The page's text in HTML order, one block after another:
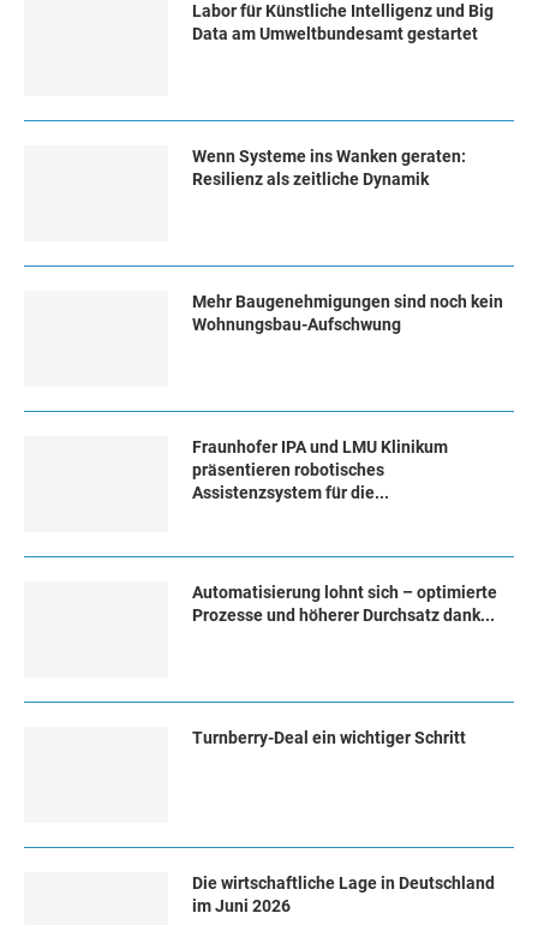
Labor für Künstliche Intelligenz und Big
Data am Umweltbundesamt gestartet
Wenn Systeme ins Wanken geraten:
Resilienz als zeitliche Dynamik
Mehr Baugenehmigungen sind noch kein
Wohnungsbau-Aufschwung
Fraunhofer IPA und LMU Klinikum
präsentieren robotisches
Assistenzsystem für die...
Automatisierung lohnt sich – optimierte
Prozesse und höherer Durchsatz dank...
Turn­ber­ry-Deal ein wich­ti­ger Schritt
Die wirtschaftliche Lage in Deutschland
im Juni 2026